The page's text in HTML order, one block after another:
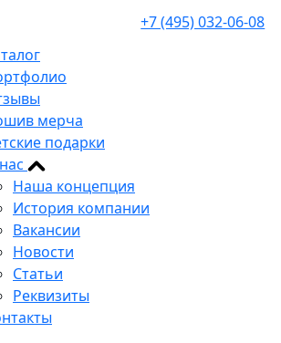
+7 (495) 032-06-08
мерча
подарки
Наша концепция
История компании
Вакансии
Новости
Статьи
Реквизиты